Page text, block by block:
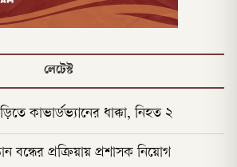
লেটেস্ট
কাভার্ডভ্যানের ধাক্কা, নিহত ২
বন্ধের প্রক্রিয়ায় প্রশাসক নিয়োগ